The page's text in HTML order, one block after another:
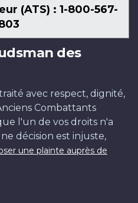
(ATS) : 1-800-567-
des
avec respect, dignité,
Combattants
l'un de vos droits n'a
décision est injuste,
une plainte auprès de